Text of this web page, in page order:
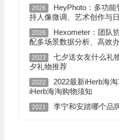
2026
HeyPhoto：多功
持人像微调、艺术创作与
2026
Hexometer：团队
配多场景数据分析、高效
2023
七夕送女友什么礼
夕礼物推荐
2022
2022最新iHerb海
iHerb海淘购物须知
2021 李宁和安踏哪个品